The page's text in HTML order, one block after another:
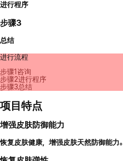
进行程序
步骤3
总结
进行流程
步骤1 咨询
步骤2进行程序
步骤3总结
项目特点
增强皮肤防御能力
恢复皮肤健康，增强皮肤天然防御能力。